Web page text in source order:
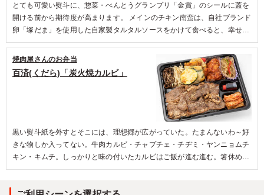
とても可愛い熨斗に、惣菜・べんとうグランプリ「金賞」のシールに蓋を
開ける前から期待度が高まります。 メインのチキン南蛮は、自社ブランド
卵「塚だま」を使用した自家製タルタルソースをかけて食べると、幸せの
ハーモニー。タルタルをかけないで食べても南蛮酢でさっぱりとした味も
楽しめます。副菜の肉じゃがは、食感も味も優しい手作りらしい味わい。
高菜と明太子の和え物は、プチプチした食感とピリ辛でご飯が進む一品で
した。
百済(くだら)「炭火焼カルビ」
焼肉屋さんのお弁当
黒い熨斗紙を外すとそこには、理想郷が広がっていた。たまんないわ～好
きな物しか入ってない。牛肉カルビ・チャプチェ・チヂミ・ヤンニョムチ
キン・キムチ。しっかりと味の付いたカルビはご飯が進む進む。箸休めが
メインに匹敵するほどのクオリティ。大満足な味・ボリューム。大変美味